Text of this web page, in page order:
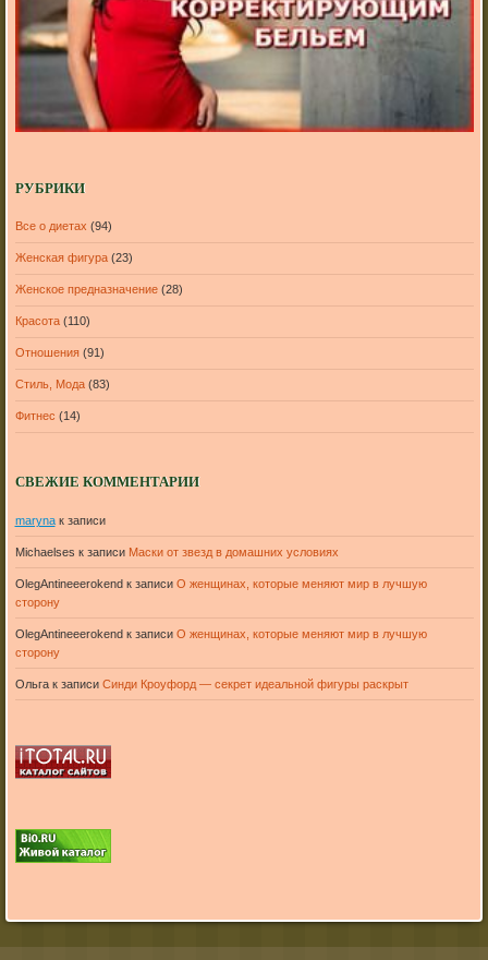
РУБРИКИ
Все о диетах (94)
Женская фигура(23)
Женское предназначение(28)
Красота(110)
Отношения(91)
Стиль, Мода(83)
Фитнес (14)
СВЕЖИЕ КОММЕНТАРИИ
marynaк записи
Michaelses к записи Маски от звезд в домашних условиях
OlegAntineeerokendк записи О женщинах, которые меняют мир в лучшую
сторону
OlegAntineeerokendк записи О женщинах, которые меняют мир в лучшую
сторону
Ольгак записи Синди Кроуфорд — секрет идеальной фигуры раскрыт